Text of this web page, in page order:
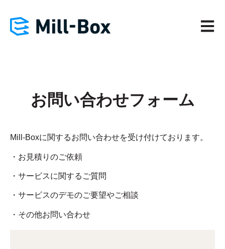
メイ
お問い合わせフォーム
Mill-Boxに関するお問い合わせを受け付けております。
・お見積りのご依頼
・サービスに関するご質問
・サービスのデモのご要望やご相談
・その他お問い合わせ